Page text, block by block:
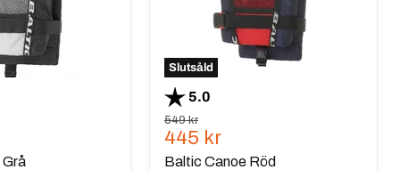
Slutsåld
Betyg:
5.0
Ursprungspris
549 kr
Nuvarande
pris
445 kr
Baltic Canoe Röd